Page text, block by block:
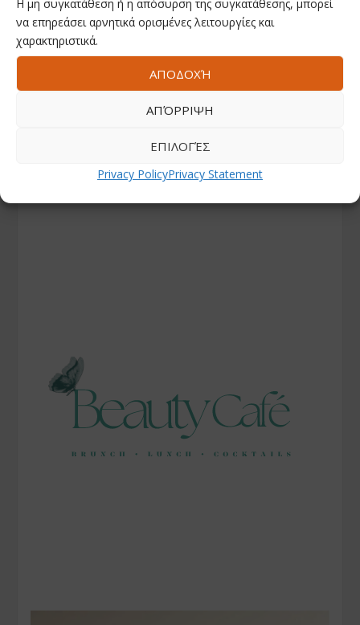
Η μη συγκατάθεση ή η απόσυρση της συγκατάθεσης, μπορεί
να επηρεάσει αρνητικά ορισμένες λειτουργίες και
χαρακτηριστικά.
ΑΠΟΔΟΧΉ
ΑΠΌΡΡΙΨΗ
ΕΠΙΛΟΓΈΣ
Privacy PolicyPrivacy Statement